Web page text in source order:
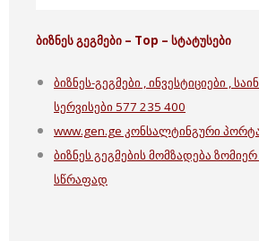
ბიზნეს გეგმები – Top – სტატუსები
ბიზნეს-გეგმები , ინვესტიციები ,
სერვისები 577 235 400
www.gen.ge კონსალტინგური
ბიზნეს გეგმების მომზადება
სწრაფად